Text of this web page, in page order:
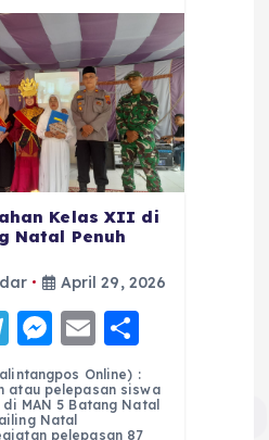
Kelas XII di
Natal Penuh
April 29, 2026
T
el
e
M
e
ss
E
m
ai
h
a
Online) :
atau pelepasan siswa
MAN 5 Batang Natal
Natal
pelepasan 87